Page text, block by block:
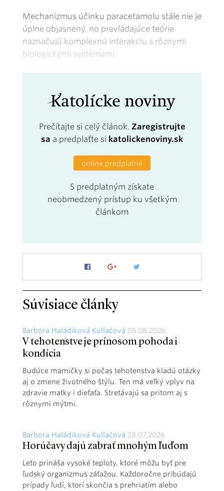
Mechanizmus účinku paracetamolu stále nie je
úplne objasnený, no prevládajúce teórie
naznačujú komplexnú interakciu s rôznymi
biologickými systémami.
Prečítajte si celý článok. Zaregistrujte
sa a predplaťte si katolickenoviny.sk
online predplatné
S predplatným získate
neobmedzený prístup ku všetkým
článkom
Súvisiace články
Barbora Haládiková Kullačová 05.08.2026
V tehotenstve je prínosom pohoda i
kondícia
Budúce mamičky si počas tehotenstva kladú otázky
aj o zmene životného štýlu. Ten má veľký vplyv na
zdravie matky i dieťaťa. Stretávajú sa pritom aj s
rôznymi mýtmi.
Barbora Haládiková Kullačová 28.07.2026
Horúčavy dajú zabrať mnohým ľuďom
Leto prináša vysoké teploty, ktoré môžu byť pre
ľudský organizmus záťažou. Každoročne pribúdajú
prípady ľudí, ktorí skončia s prehriatím alebo